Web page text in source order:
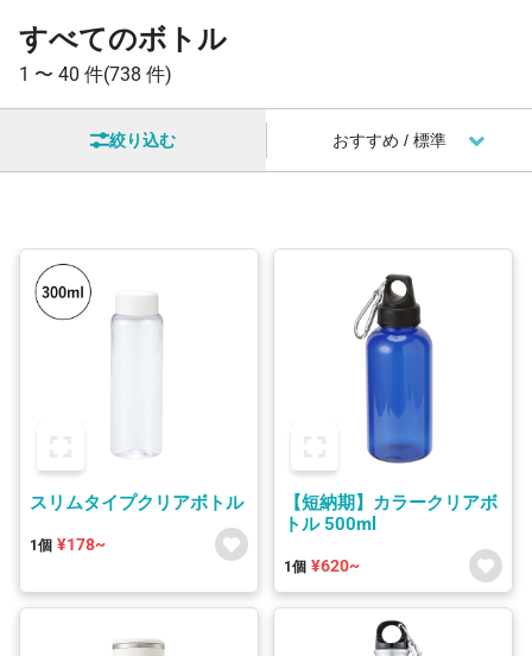
すべてのボトル
1 〜 40 件(738 件)
絞り込む
スリムタイプクリアボトル
1個 ¥178~
【短納期】カラークリアボ
トル 500ml
1個 ¥620~